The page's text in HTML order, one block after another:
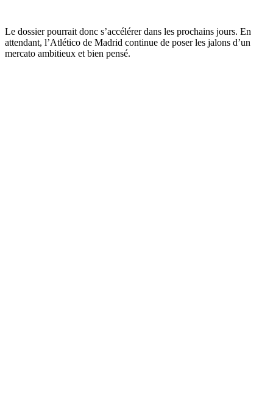
Le dossier pourrait donc s’accélérer dans les prochains jours. En
attendant, l’Atlético de Madrid continue de poser les jalons d’un
mercato ambitieux et bien pensé.